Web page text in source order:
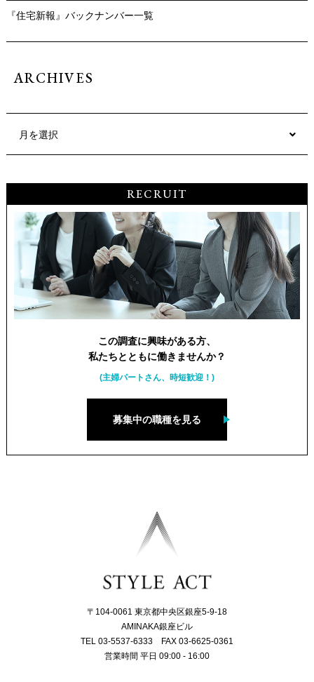
『住宅新報』バックナンバー一覧
ARCHIVES
月を選択
RECRUIT
この調査に興味がある方、
私たちとともに働きませんか？
(主婦パートさん、時短歓迎！)
募集中の職種を見る
〒104-0061 東京都中央区銀座5-9-18
AMINAKA銀座ビル
TEL 03-5537-6333 FAX 03-6625-0361
営業時間 平日 09:00 - 16:00